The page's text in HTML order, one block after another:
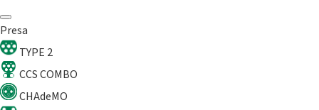
Presa
TYPE 2
CCS COMBO
CHAdeMO